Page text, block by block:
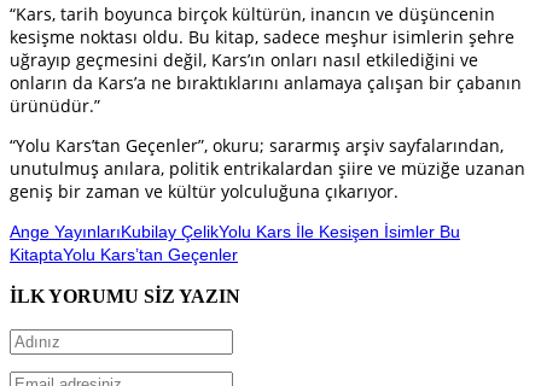
“Kars, tarih boyunca birçok kültürün, inancın ve düşüncenin
kesişme noktası oldu. Bu kitap, sadece meşhur isimlerin şehre
uğrayıp geçmesini değil, Kars’ın onları nasıl etkilediğini ve
onların da Kars’a ne bıraktıklarını anlamaya çalışan bir çabanın
ürünüdür.”
“Yolu Kars’tan Geçenler”, okuru; sararmış arşiv sayfalarından,
unutulmuş anılara, politik entrikalardan şiire ve müziğe uzanan
geniş bir zaman ve kültür yolculuğuna çıkarıyor.
Ange YayınlarıKubilay ÇelikYolu Kars İle Kesişen İsimler Bu
KitaptaYolu Kars’tan Geçenler
İLK YORUMU SİZ YAZIN